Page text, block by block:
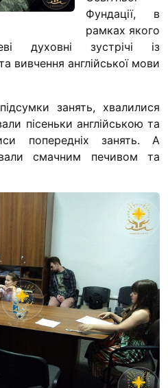
“#Усинови_ТИ”
Законодавство
Освіта
Контакти
(096) 749 79 80
procopecj@gmail.com
Фундації, в
рамках якого
духовні зустрічі із
вивчення англійської мови
занять, хвалилися
пісеньки англійською та
попередніх занять. А
смачним печивом та